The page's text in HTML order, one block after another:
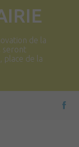
de la
seront
de la